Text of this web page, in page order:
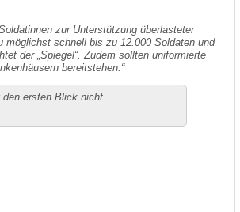
zur Unterstützung überlasteter
schnell bis zu 12.000 Soldaten und
der „Spiegel“. Zudem sollten uniformierte
bereitstehen.“
den ersten Blick nicht